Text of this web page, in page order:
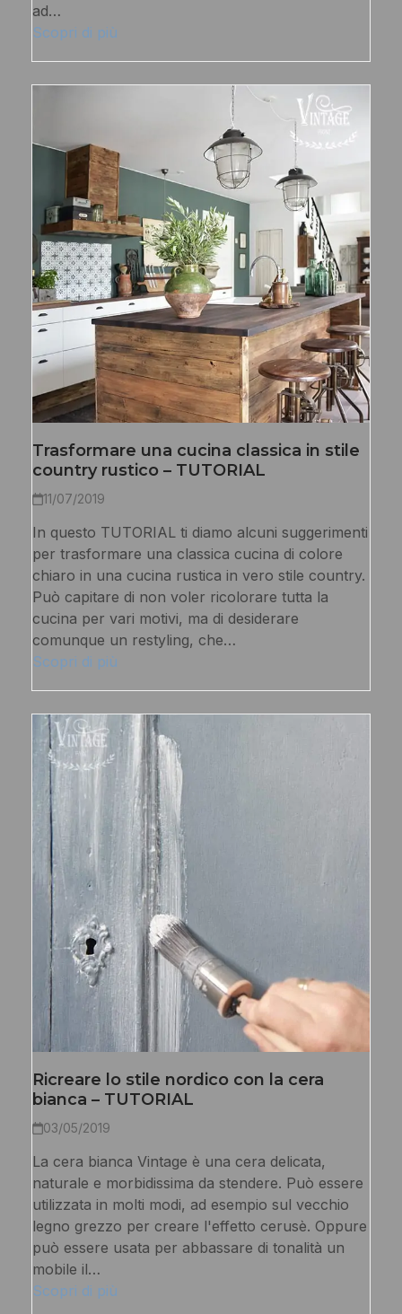
ad…
Scopri di più
Trasformare una cucina classica in stile
country rustico – TUTORIAL
11/07/2019
In questo TUTORIAL ti diamo alcuni suggerimenti
per trasformare una classica cucina di colore
chiaro in una cucina rustica in vero stile country.
Può capitare di non voler ricolorare tutta la
cucina per vari motivi, ma di desiderare
comunque un restyling, che…
Scopri di più
Ricreare lo stile nordico con la cera
bianca – TUTORIAL
03/05/2019
La cera bianca Vintage è una cera delicata,
naturale e morbidissima da stendere. Può essere
utilizzata in molti modi, ad esempio sul vecchio
legno grezzo per creare l'effetto cerusè. Oppure
può essere usata per abbassare di tonalità un
mobile il…
Scopri di più